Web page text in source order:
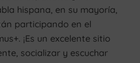
hispana, en su mayoría,
participando en el
¡Es un excelente sitio
socializar y escuchar